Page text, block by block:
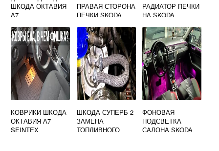
ШКОДА ОКТАВИЯ
А7
ПРАВАЯ СТОРОНА
ПЕЧКИ SKODA
РАДИАТОР ПЕЧКИ
НА SKODA
КОВРИКИ ШКОДА
ОКТАВИЯ А7
SEINTEX
ШКОДА СУПЕРБ 2
ЗАМЕНА
ТОПЛИВНОГО
ФОНОВАЯ
ПОДСВЕТКА
САЛОНА SKODA